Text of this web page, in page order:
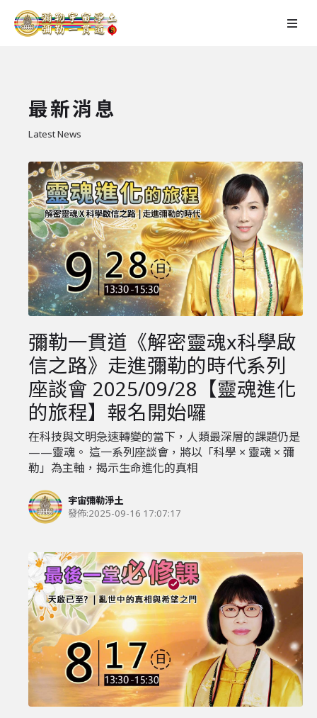
最新消息
Latest News
彌勒一貫道《解密靈魂x科學啟
信之路》走進彌勒的時代系列
座談會 2025/09/28【靈魂進化
的旅程】報名開始囉
在科技與文明急速轉變的當下，人類最深層的課題仍是
——靈魂。 這一系列座談會，將以「科學 × 靈魂 × 彌
勒」為主軸，揭示生命進化的真相
宇宙彌勒淨土
發佈:2025-09-16 17:07:17